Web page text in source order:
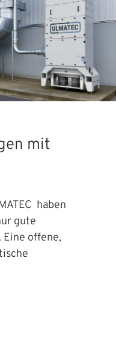
mit
haben
gute
offene,